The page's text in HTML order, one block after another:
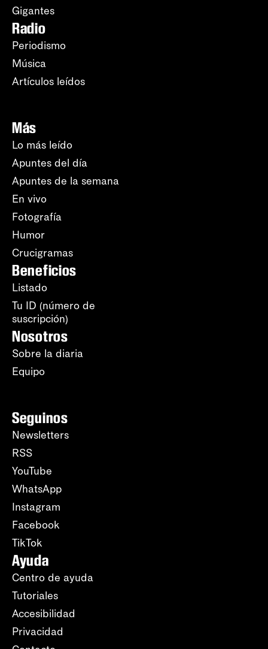
Gigantes
Radio
Periodismo
Música
Artículos leídos
Más
Lo más leído
Apuntes del día
Apuntes de la semana
En vivo
Fotografía
Humor
Crucigramas
Beneficios
Listado
Tu ID (número de
suscripción)
Nosotros
Sobre la diaria
Equipo
Seguinos
Newsletters
RSS
YouTube
WhatsApp
Instagram
Facebook
TikTok
Ayuda
Centro de ayuda
Tutoriales
Accesibilidad
Privacidad